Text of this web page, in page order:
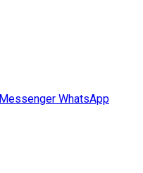
Messenger WhatsApp